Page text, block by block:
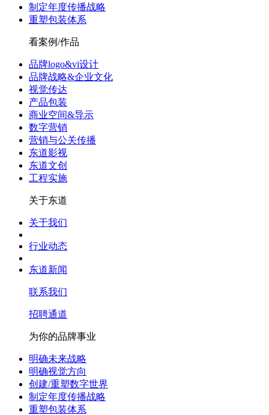
制定年度传播战略
重塑包装体系
看案例/作品
品牌logo&vi设计
品牌战略&企业文化
视觉传达
产品包装
商业空间&导示
数字营销
营销与公关传播
东道影视
东道文创
工程实施
关于东道
关于我们
行业动态
东道新闻
联系我们
招聘通道
为你的品牌事业
明确未来战略
明确视觉方向
创建/重塑数字世界
制定年度传播战略
重塑包装体系